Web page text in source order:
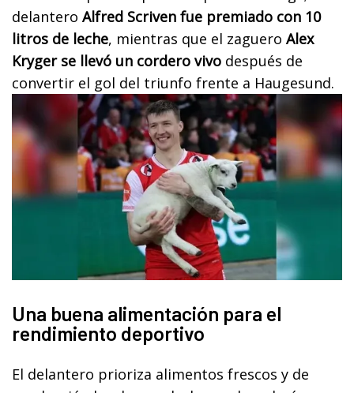
delantero Alfred Scriven fue premiado con 10
litros de leche, mientras que el zaguero Alex
Kryger se llevó un cordero vivo después de
convertir el gol del triunfo frente a Haugesund.
Una buena alimentación para el
rendimiento deportivo
El delantero prioriza alimentos frescos y de